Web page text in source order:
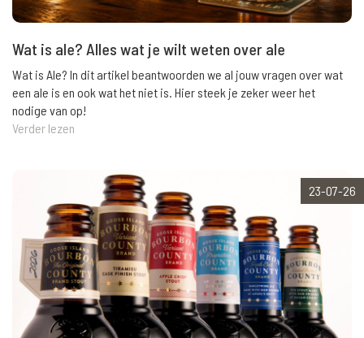
Wat is ale? Alles wat je wilt weten over ale
Wat is Ale? In dit artikel beantwoorden we al jouw vragen over wat
een ale is en ook wat het niet is. Hier steek je zeker weer het
nodige van op!
Verder lezen
23-07-26